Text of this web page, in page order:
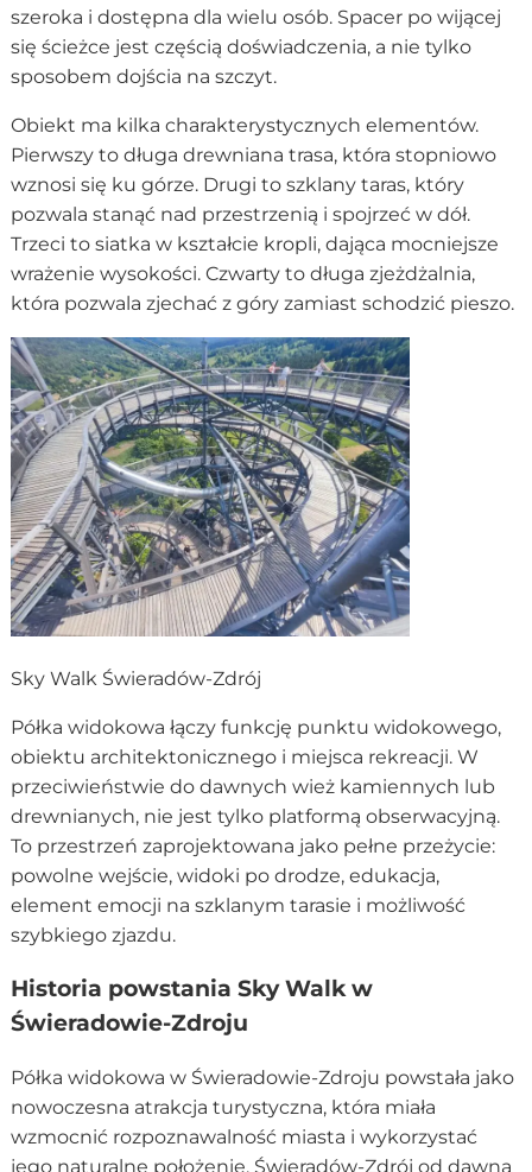
szeroka i dostępna dla wielu osób. Spacer po wijącej
się ścieżce jest częścią doświadczenia, a nie tylko
sposobem dojścia na szczyt.
Obiekt ma kilka charakterystycznych elementów.
Pierwszy to długa drewniana trasa, która stopniowo
wznosi się ku górze. Drugi to szklany taras, który
pozwala stanąć nad przestrzenią i spojrzeć w dół.
Trzeci to siatka w kształcie kropli, dająca mocniejsze
wrażenie wysokości. Czwarty to długa zjeżdżalnia,
która pozwala zjechać z góry zamiast schodzić pieszo.
Sky Walk Świeradów-Zdrój
Półka widokowa łączy funkcję punktu widokowego,
obiektu architektonicznego i miejsca rekreacji. W
przeciwieństwie do dawnych wież kamiennych lub
drewnianych, nie jest tylko platformą obserwacyjną.
To przestrzeń zaprojektowana jako pełne przeżycie:
powolne wejście, widoki po drodze, edukacja,
element emocji na szklanym tarasie i możliwość
szybkiego zjazdu.
Historia powstania Sky Walk w
Świeradowie-Zdroju
Półka widokowa w Świeradowie-Zdroju powstała jako
nowoczesna atrakcja turystyczna, która miała
wzmocnić rozpoznawalność miasta i wykorzystać
jego naturalne położenie. Świeradów-Zdrój od dawna